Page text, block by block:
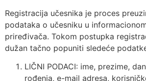
Registracija učesnika je proces
podataka o učesniku u
priređivača. Tokom postupka
dužan tačno popuniti sledeće
LIČNI PODACI: ime, prezime,
rođenja, e-mail adresa,